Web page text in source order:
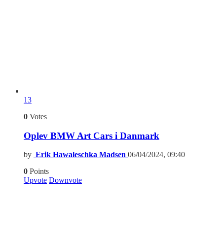
13
0 Votes
Oplev BMW Art Cars i Danmark
by Erik Hawaleschka Madsen 06/04/2024, 09:40
0 Points
Upvote Downvote